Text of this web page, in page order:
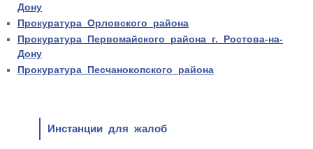
Дону
Прокуратура Орловского района
Прокуратура Первомайского района г. Ростова-на-
Дону
Прокуратура Песчанокопского района
Инстанции для жалоб